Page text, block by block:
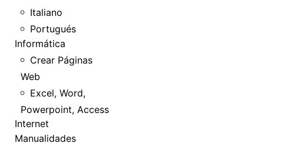
Italiano
Portugués
Informática
Crear Páginas
Web
Excel, Word,
Powerpoint, Access
Internet
Manualidades